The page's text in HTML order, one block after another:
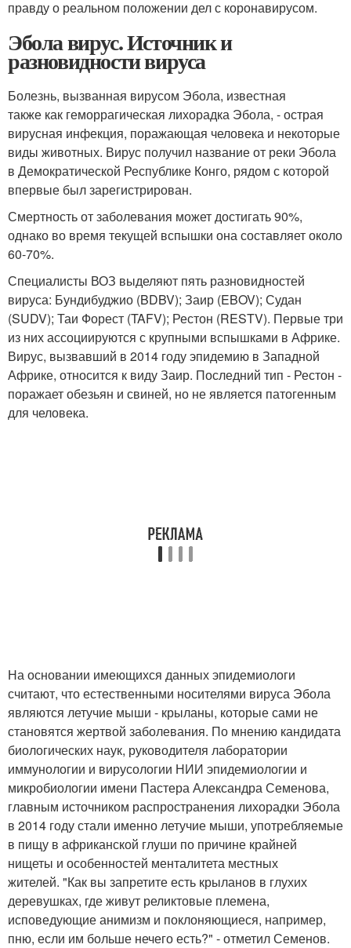
правду о реальном положении дел с коронавирусом.
Эбола вирус. Источник и
разновидности вируса
Болезнь, вызванная вирусом Эбола, известная
также как геморрагическая лихорадка Эбола, - острая
вирусная инфекция, поражающая человека и некоторые
виды животных. Вирус получил название от реки Эбола
в Демократической Республике Конго, рядом с которой
впервые был зарегистрирован.
Смертность от заболевания может достигать 90%,
однако во время текущей вспышки она составляет около
60-70%.
Специалисты ВОЗ выделяют пять разновидностей
вируса: Бундибуджио (BDBV); Заир (EBOV); Судан
(SUDV); Таи Форест (TAFV); Рестон (RESTV). Первые три
из них ассоциируются с крупными вспышками в Африке.
Вирус, вызвавший в 2014 году эпидемию в Западной
Африке, относится к виду Заир. Последний тип - Рестон -
поражает обезьян и свиней, но не является патогенным
для человека.
На основании имеющихся данных эпидемиологи
считают, что естественными носителями вируса Эбола
являются летучие мыши - крыланы, которые сами не
становятся жертвой заболевания. По мнению кандидата
биологических наук, руководителя лаборатории
иммунологии и вирусологии НИИ эпидемиологии и
микробиологии имени Пастера Александра Семенова,
главным источником распространения лихорадки Эбола
в 2014 году стали именно летучие мыши, употребляемые
в пищу в африканской глуши по причине крайней
нищеты и особенностей менталитета местных
жителей. "Как вы запретите есть крыланов в глухих
деревушках, где живут реликтовые племена,
исповедующие анимизм и поклоняющиеся, например,
пню, если им больше нечего есть?" - отметил Семенов.